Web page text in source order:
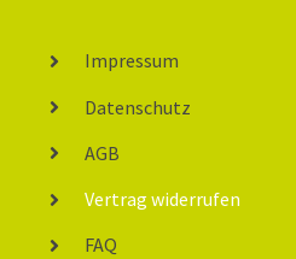
Impressum
Datenschutz
AGB
Vertrag widerrufen
FAQ